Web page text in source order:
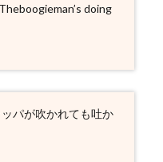
doing
パが吹かれても吐か